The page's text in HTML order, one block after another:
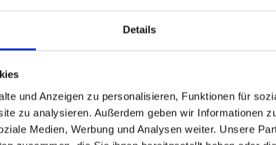
Details
und Anzeigen zu personalisieren, Funktionen für
zu analysieren. Außerdem geben wir Informationen
Medien, Werbung und Analysen weiter. Unsere
ganzenComputermit einemScreenreader
Visual Studio arbeiten
die der Screenreader vorliest.
dem kostenlosen Screenreader
NVDA liest Menüs und